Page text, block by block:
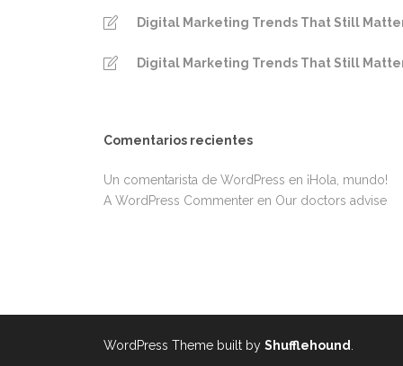
Digital Marketing Trends That Still
Digital Marketing Trends That Still
Comentarios recientes
Un comentarista de WordPress en ¡Hola, mundo!
A WordPress Commenter en Our doctors advise
WordPress Theme built by Shufflehound